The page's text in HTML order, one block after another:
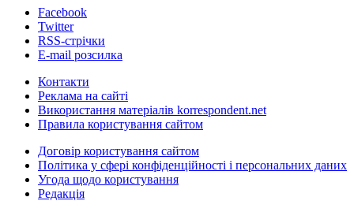
Facebook
Twitter
RSS-стрічки
E-mail розсилка
Контакти
Реклама на сайті
Використання матеріалів korrespondent.net
Правила користування сайтом
Договір користування сайтом
Політика у сфері конфіденційності і персональних даних
Угода щодо користування
Редакція